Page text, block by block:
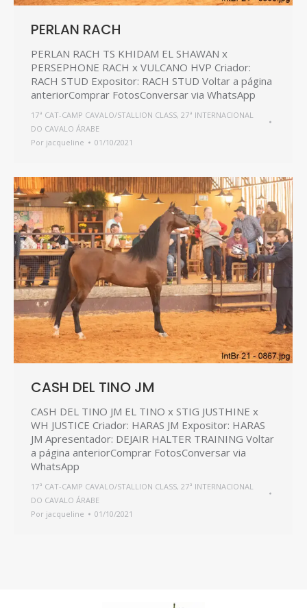
PERLAN RACH
PERLAN RACH TS KHIDAM EL SHAWAN x
PERSEPHONE RACH x VULCANO HVP Criador:
RACH STUD Expositor: RACH STUD Voltar a página
anteriorComprar FotosConversar via WhatsApp
17ª CAT-CAMP CAVALO/STALLION CLASS, 27ª INTERNACIONAL
DO CAVALO ÁRABE
Por jacqueline 01/10/2021
CASH DEL TINO JM
CASH DEL TINO JM EL TINO x STIG JUSTHINE x
WH JUSTICE Criador: HARAS JM Expositor: HARAS
JM Apresentador: DEJAIR HALTER TRAINING Voltar
a página anteriorComprar FotosConversar via
WhatsApp
17ª CAT-CAMP CAVALO/STALLION CLASS, 27ª INTERNACIONAL
DO CAVALO ÁRABE
Por jacqueline 01/10/2021